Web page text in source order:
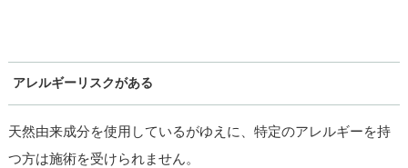
アレルギーリスクがある
天然由来成分を使用しているがゆえに、特定のアレルギーを持
つ方は施術を受けられません。